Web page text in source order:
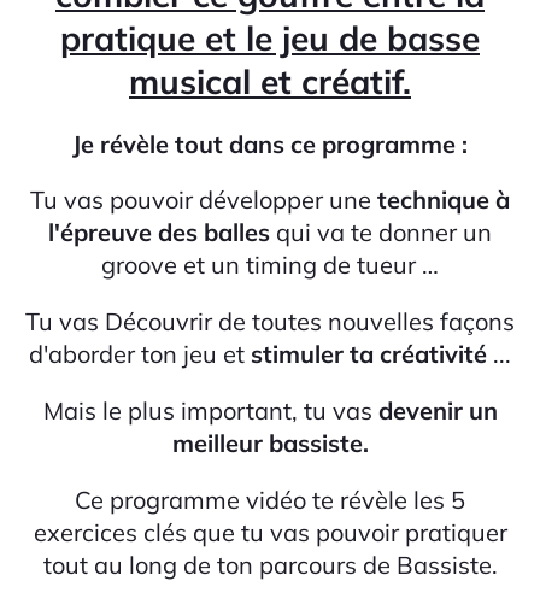
pratique et le jeu de basse
musical et créatif.
Je révèle tout dans ce programme :
Tu vas pouvoir développer une technique à
l'épreuve des balles qui va te donner un
groove et un timing de tueur …
Tu vas Découvrir de toutes nouvelles façons
d'aborder ton jeu et stimuler ta créativité ...
Mais le plus important, tu vas devenir un
meilleur bassiste.
Ce programme vidéo te révèle les 5
exercices clés que tu vas pouvoir pratiquer
tout au long de ton parcours de Bassiste.